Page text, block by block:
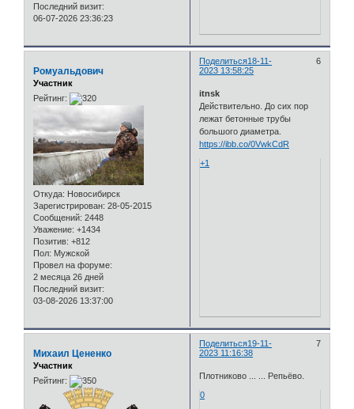
Последний визит:
06-07-2026 23:36:23
Поделиться 6
18-11-
2023 13:58:25
Ромуальдович
Участник
Рейтинг:
Откуда: Новосибирск
Зарегистрирован: 28-05-2015
Сообщений: 2448
Уважение: +1434
Позитив: +812
Пол: Мужской
Провел на форуме:
2 месяца 26 дней
Последний визит:
03-08-2026 13:37:00
itnsk
Действительно. До сих пор
лежат бетонные трубы
большого диаметра.
https://ibb.co/0VwkCdR
+1
Поделиться 7
19-11-
2023 11:16:38
Михаил Цененко
Участник
Рейтинг:
Плотниково ... ... Репьёво.
0